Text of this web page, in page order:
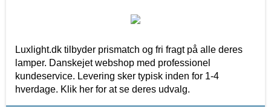
Luxlight.dk tilbyder prismatch og fri fragt på alle deres
lamper. Danskejet webshop med professionel
kundeservice. Levering sker typisk inden for 1-4
hverdage. Klik her for at se deres udvalg.